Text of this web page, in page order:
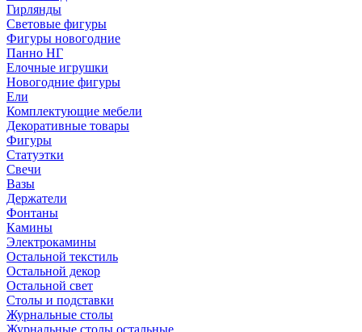
Гирлянды
Световые фигуры
Фигуры новогодние
Панно НГ
Елочные игрушки
Новогодние фигуры
Ели
Комплектующие мебели
Декоративные товары
Фигуры
Статуэтки
Свечи
Вазы
Держатели
Фонтаны
Камины
Электрокамины
Остальной текстиль
Остальной декор
Остальной свет
Столы и подставки
Журнальные столы
Журнальные столы остальные